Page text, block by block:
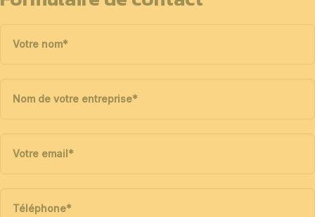
Votre nom*
Nom de votre entreprise*
Votre email*
Téléphone*